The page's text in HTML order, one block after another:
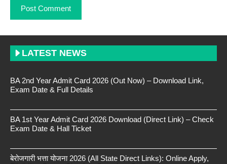
LATEST NEWS
BA 2nd Year Admit Card 2026 (Out Now) – Download Link,
Exam Date & Full Details
BA 1st Year Admit Card 2026 Download (Direct Link) – Check
Exam Date & Hall Ticket
बेरोजगारी भत्ता योजना 2026 (All State Direct Links): Online Apply,